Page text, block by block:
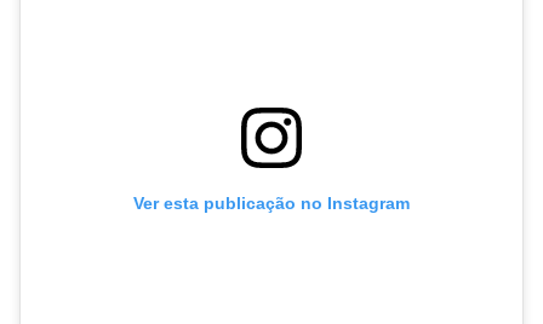
Ver esta publicação no Instagram